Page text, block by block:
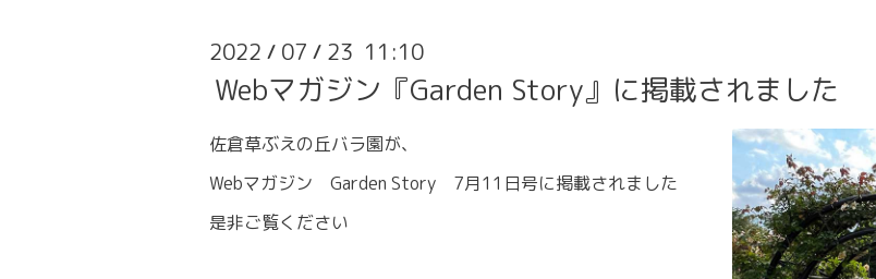
2022 / 07 / 23 11:10
Webマガジン『Garden Story』に掲載されました
佐倉草ぶえの丘バラ園が、
Webマガジン Garden Story 7月11日号に掲載されました
是非ご覧ください